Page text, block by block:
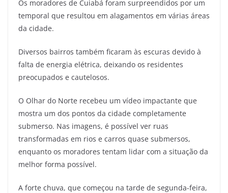
Os moradores de Cuiabá foram surpreendidos por um
temporal que resultou em alagamentos em várias áreas
da cidade.
Diversos bairros também ficaram às escuras devido à
falta de energia elétrica, deixando os residentes
preocupados e cautelosos.
O Olhar do Norte recebeu um vídeo impactante que
mostra um dos pontos da cidade completamente
submerso. Nas imagens, é possível ver ruas
transformadas em rios e carros quase submersos,
enquanto os moradores tentam lidar com a situação da
melhor forma possível.
A forte chuva, que começou na tarde de segunda-feira,